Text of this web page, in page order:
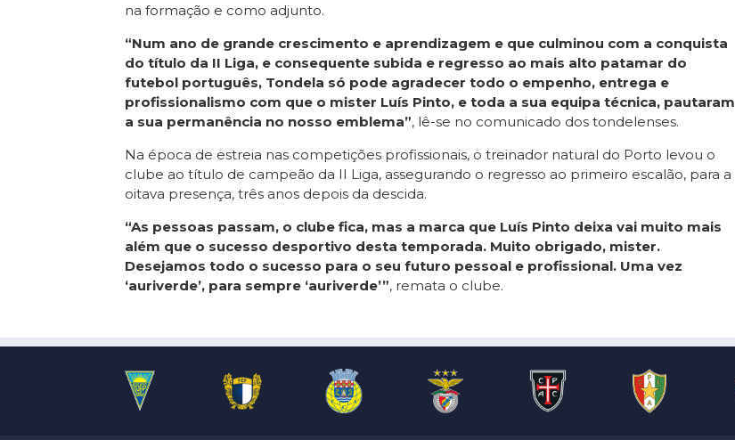
na formação e como adjunto.
“Num ano de grande crescimento e aprendizagem e que culminou com a conquista
do título da II Liga, e consequente subida e regresso ao mais alto patamar do
futebol português, Tondela só pode agradecer todo o empenho, entrega e
profissionalismo com que o mister Luís Pinto, e toda a sua equipa técnica, pautaram
a sua permanência no nosso emblema”, lê-se no comunicado dos tondelenses.
Na época de estreia nas competições profissionais, o treinador natural do Porto levou o
clube ao título de campeão da II Liga, assegurando o regresso ao primeiro escalão, para a
oitava presença, três anos depois da descida.
“As pessoas passam, o clube fica, mas a marca que Luís Pinto deixa vai muito mais
além que o sucesso desportivo desta temporada. Muito obrigado, mister.
Desejamos todo o sucesso para o seu futuro pessoal e profissional. Uma vez
‘auriverde’, para sempre ‘auriverde’”, remata o clube.